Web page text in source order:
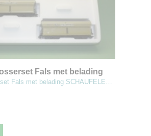
Fals met belading
Fals met belading SCHAUFELE…